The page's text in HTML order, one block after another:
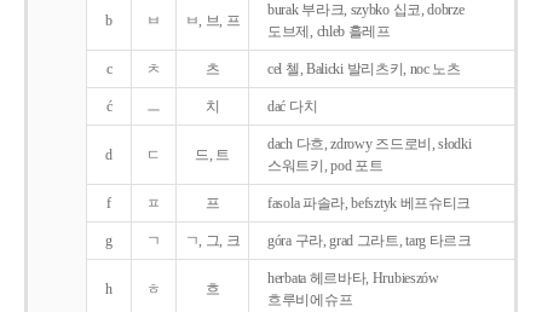
b ㅂ ㅂ, 브, 프
burak 부라크, szybko 십코, dobrze
도브제, chleb 흘레프
c ㅊ 츠 cel 첼, Balicki 발리츠키, noc 노츠
ć ㅡ 치 dać 다치
d ㄷ 드, 트
dach 다흐, zdrowy 즈드로비, słodki
스워트키, pod 포트
f ㅍ 프 fasola 파솔라, befsztyk 베프슈티크
g ㄱ ㄱ, 그, 크 góra 구라, grad 그라트, targ 타르크
h ㅎ 흐
herbata 헤르바타, Hrubieszów
흐루비에슈프